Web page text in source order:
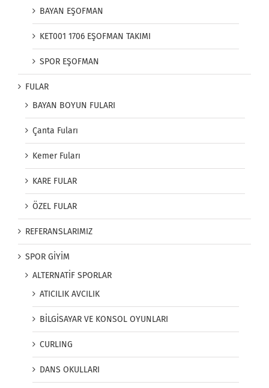
BAYAN EŞOFMAN
KET001 1706 EŞOFMAN TAKIMI
SPOR EŞOFMAN
FULAR
BAYAN BOYUN FULARI
Çanta Fuları
Kemer Fuları
KARE FULAR
ÖZEL FULAR
REFERANSLARIMIZ
SPOR GİYİM
ALTERNATİF SPORLAR
ATICILIK AVCILIK
BİLGİSAYAR VE KONSOL OYUNLARI
CURLING
DANS OKULLARI